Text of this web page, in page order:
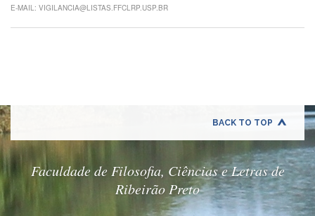
INTERNACIONALIZAÇÃO
Estudar
Exterior
E-MAIL: VIGILANCIA@LISTAS.FFCLRP.USP.BR
BACK TO TOP
Faculdade de Filosofia, Ciências e Letras de
Ribeirão Preto